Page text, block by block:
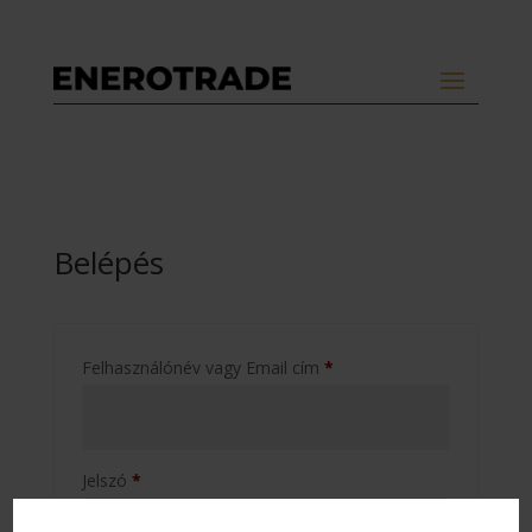
Belépés
Felhasználónév vagy Email cím *Kötelező
Jelszó *Kötelező